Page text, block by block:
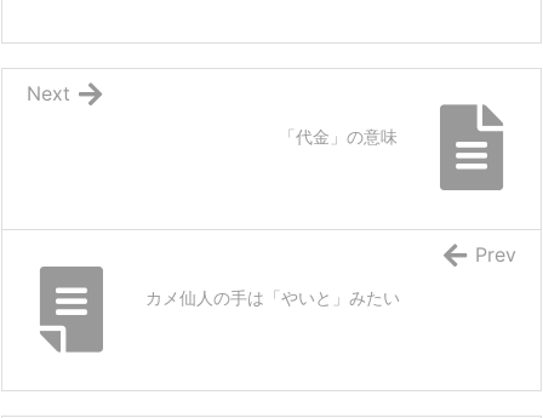
「代金」の意味
Next
カメ仙人の手は「やいと」みたい
Prev